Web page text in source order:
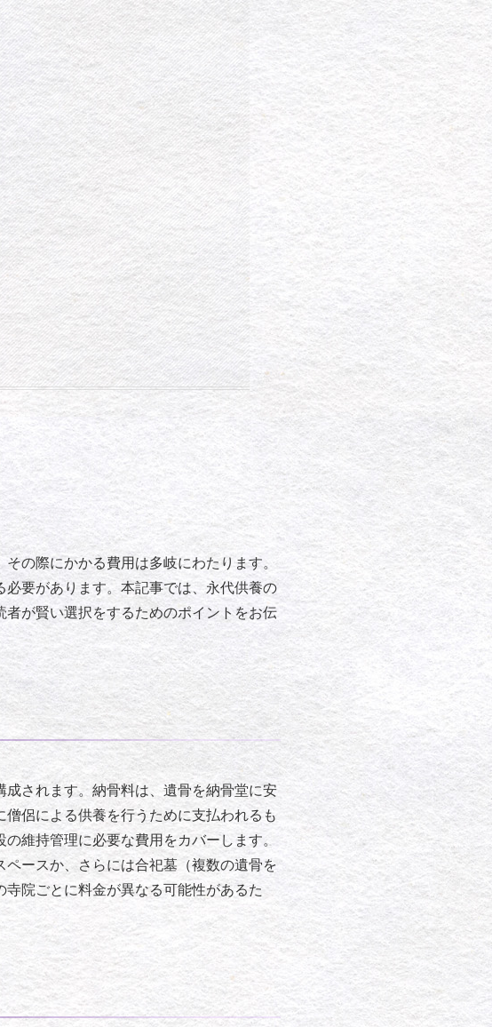
の際にかかる費用は多岐にわたります。
要があります。本記事では、永代供養の
が賢い選択をするためのポイントをお伝
されます。納骨料は、遺骨を納骨堂に安
侶による供養を行うために支払われるも
維持管理に必要な費用をカバーします。
ースか、さらには合祀墓（複数の遺骨を
院ごとに料金が異なる可能性があるた